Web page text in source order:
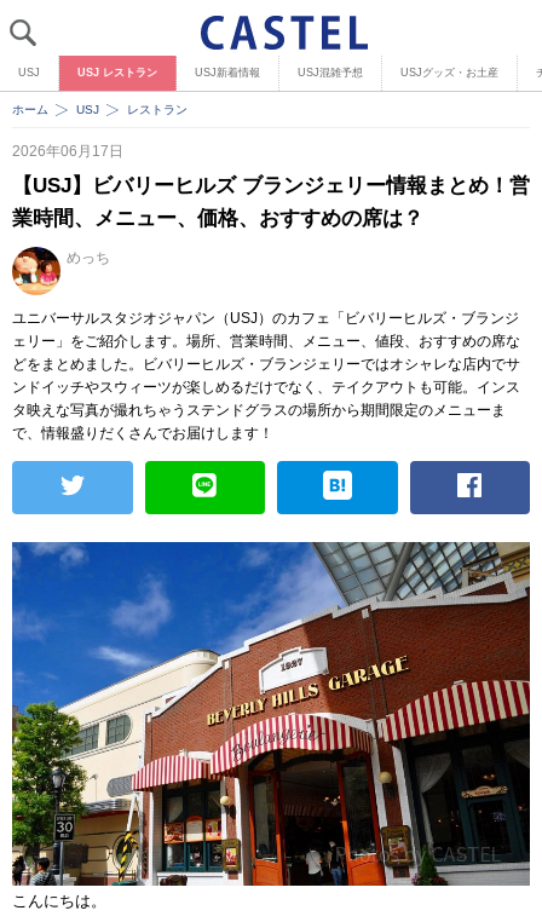
USJ USJ レストラン USJ新着情報 USJ混雑予想 USJグッズ・お土産
ホーム USJ レストラン
2026年06月17日
【USJ】ビバリーヒルズ ブランジェリー情報まとめ！営
業時間、メニュー、価格、おすすめの席は？
めっち
ユニバーサルスタジオジャパン（USJ）のカフェ「ビバリーヒルズ・ブランジ
ェリー」をご紹介します。場所、営業時間、メニュー、値段、おすすめの席な
どをまとめました。ビバリーヒルズ・ブランジェリーではオシャレな店内でサ
ンドイッチやスウィーツが楽しめるだけでなく、テイクアウトも可能。インス
タ映えな写真が撮れちゃうステンドグラスの場所から期間限定のメニューま
で、情報盛りだくさんでお届けします！
こんにちは。